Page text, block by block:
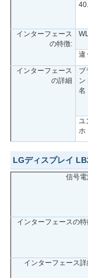
インターフェース
の特徴:
違
インターフェース
の詳細
ブ
ン
名
ユ
ホ
LGディスプレイ
信号電
インターフェースの特
インターフェース詳